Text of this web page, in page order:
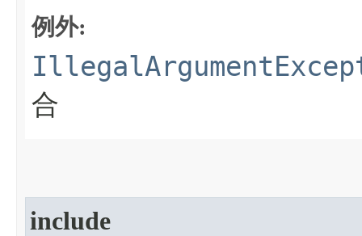
例外:
合
include